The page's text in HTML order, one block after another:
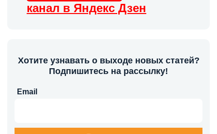
канал в Яндекс Дзен
Хотите узнавать о выходе новых статей?
Подпишитесь на рассылку!
Email